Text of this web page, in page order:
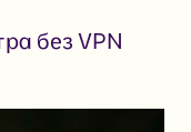
без VPN